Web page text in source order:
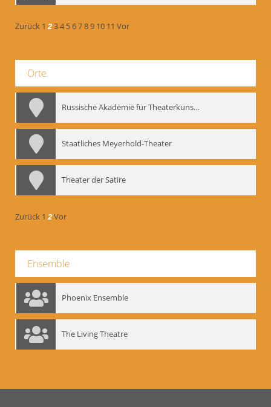
Zurück 1 234 56789 10 11 Vor
Orte
Russische Akademie für Theaterkunst – GITIS
Staatliches Meyerhold-Theater
Theater der Satire
Zurück 1 2Vor
Ensemble
Phoenix Ensemble
The Living Theatre